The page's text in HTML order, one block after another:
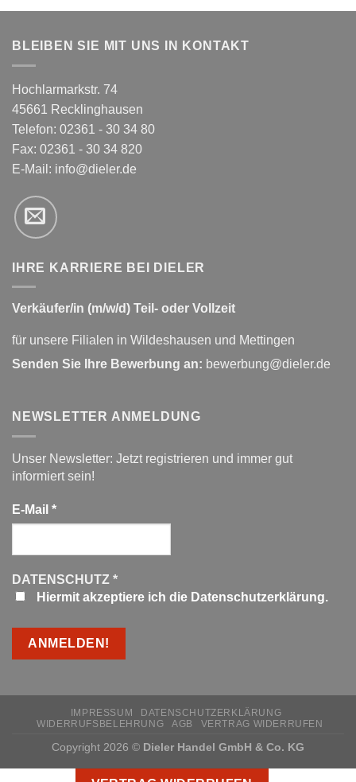
BLEIBEN SIE MIT UNS IN KONTAKT
Hochlarmarkstr. 74
45661 Recklinghausen
Telefon: 02361 - 30 34 80
Fax: 02361 - 30 34 820
E-Mail: info@dieler.de
IHRE KARRIERE BEI DIELER
Verkäufer/in (m/w/d) Teil- oder Vollzeit
für unsere Filialen in Wildeshausen und Mettingen
Senden Sie Ihre Bewerbung an: bewerbung@dieler.de
NEWSLETTER ANMELDUNG
Unser Newsletter: Jetzt registrieren und immer gut
informiert sein!
E-Mail *
DATENSCHUTZ *
Hiermit akzeptiere ich die Datenschutzerklärung.
IMPRESSUM
DATENSCHUTZERKLÄRUNG
WIDERRUFSBELEHRUNG
AGB VERTRAG WIDERRUFEN
Copyright 2026 © Dieler Handel GmbH & Co. KG